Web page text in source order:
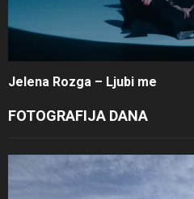
Jelena Rozga – Ljubi me
FOTOGRAFIJA DANA